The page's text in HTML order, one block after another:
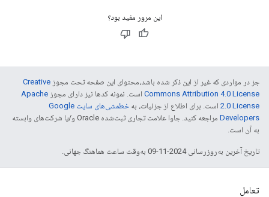
این مرور مفید بود؟
جز در مواردی که غیر از این ذکر شده باشد،‌محتوای این صفحه تحت مجوز Creative
Commons Attribution 4.0 License است. نمونه کدها نیز دارای مجوز Apache
2.0 License است. برای اطلاع از جزئیات، به
خطمشی‌های سایت Google
Developers‏
مراجعه کنید. جاوا علامت تجاری ثبت‌شده Oracle و/یا شرکت‌های وابسته
به آن است.
تاریخ آخرین به‌روزرسانی 2024-11-09 به‌وقت ساعت هماهنگ جهانی.
تعامل